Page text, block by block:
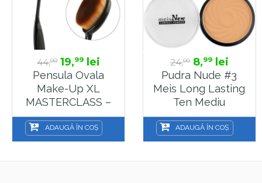
44,00 19,99 lei
Pensula Ovala
Make-Up XL
MASTERCLASS –
LR312
ADAUGĂ ÎN COȘ
24,00 8,99lei
Pudra Nude #3
Meis Long Lasting
Ten Mediu
ADAUGĂ ÎN COȘ